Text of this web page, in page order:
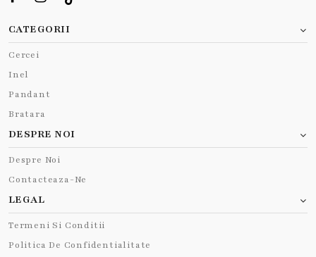
CATEGORII
Cercei
Inel
Pandant
Bratara
DESPRE NOI
Despre Noi
Contacteaza-Ne
LEGAL
Termeni Si Conditii
Politica De Confidentialitate